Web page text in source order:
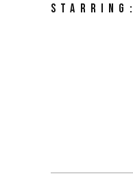
STARRING: